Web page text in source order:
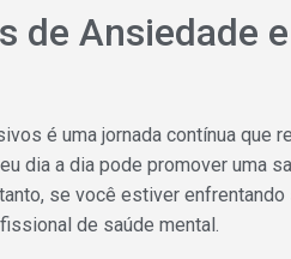
de Ansiedade e
é uma jornada contínua que
dia a dia pode promover uma
se você estiver
de saúde mental.